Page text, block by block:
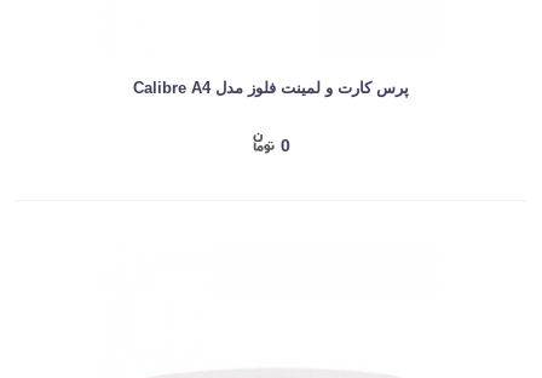
پرس کارت و لمینت فلوز مدل Calibre A4
0